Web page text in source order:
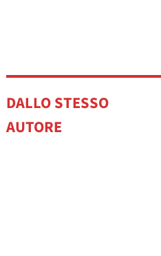
DALLO STESSO
AUTORE